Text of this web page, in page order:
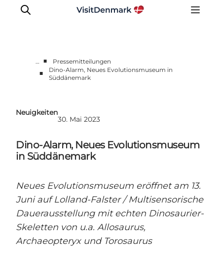
Presseportal
Fotos
Work with us
Kontakt
… ■
Pressemitteilungen
■
Dino-Alarm, Neues Evolutionsmuseum in
Süddänemark
Neuigkeiten
30. Mai 2023
Dino-Alarm, Neues Evolutionsmuseum
in Süddänemark
Neues Evolutionsmuseum eröffnet am 13.
Juni auf Lolland-Falster / Multisensorische
Dauerausstellung mit echten Dinosaurier-
Skeletten von u.a. Allosaurus,
Archaeopteryx und Torosaurus